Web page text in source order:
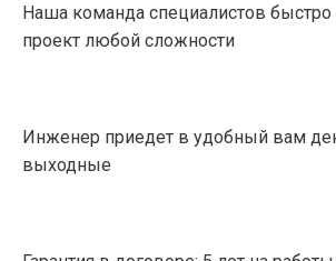
Наша команда специалистов
проект любой сложности
Инженер приедет в удобный вам
выходные